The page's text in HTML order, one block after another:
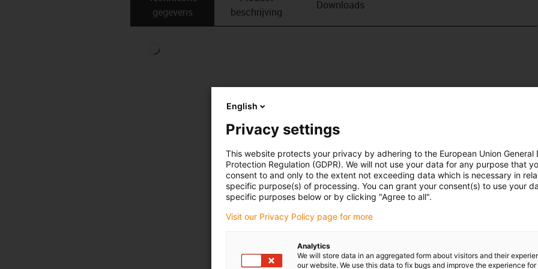
gegevens
beschrijving
Downloads
English
Privacy settings
This website protects your privacy by adhering to the European Union General
Protection Regulation (GDPR). We will not use your data for any purpose that
consent to and only to the extent not exceeding data which is necessary in
specific purpose(s) of processing. You can grant your consent(s) to use your
specific purposes below or by clicking "Agree to all".
Visit our Privacy Policy page for more
Analytics
We will store data in an aggregated form about visitors and their
our website. We use this data to fix bugs and improve the experience for